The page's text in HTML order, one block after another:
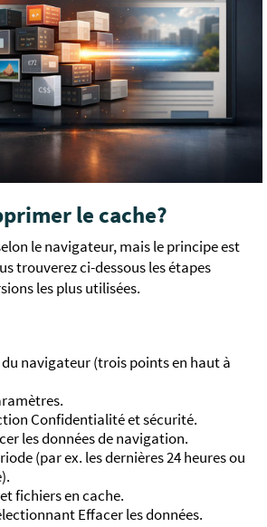
le cache?
le navigateur, mais le principe est
trouverez ci-dessous les étapes
les plus utilisées.
du navigateur (trois points en haut à
Confidentialité et sécurité.
les données de navigation.
(par ex. les dernières 24 heures ou
fichiers en cache.
Effacer les données.